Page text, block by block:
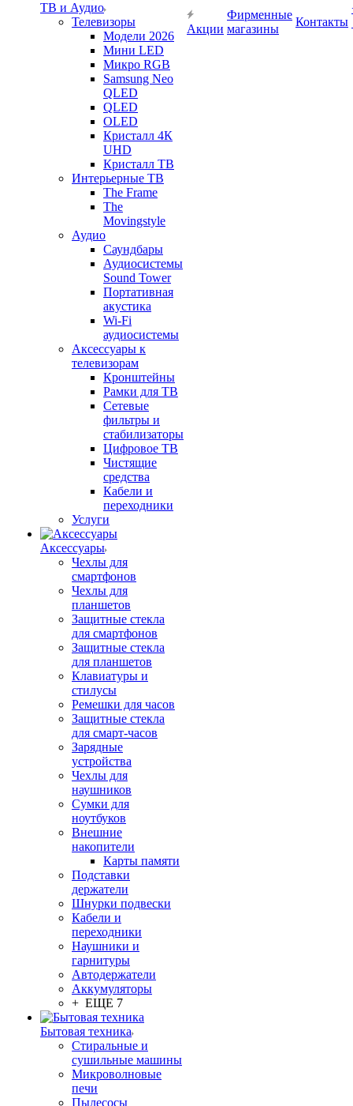
ТВ и Аудио
Телевизоры
Модели 2026
Мини LED
Микро RGB
Samsung Neo
QLED
QLED
OLED
Кристалл 4К
UHD
Кристалл ТВ
Интерьерные ТВ
The Frame
The
Movingstyle
Аудио
Саундбары
Аудиосистемы
Sound Tower
Портативная
акустика
Wi-Fi
аудиосистемы
Аксессуары к
телевизорам
Кронштейны
Рамки для ТВ
Сетевые
фильтры и
стабилизаторы
Цифровое ТВ
Чистящие
средства
Кабели и
переходники
Услуги
Аксессуары
Чехлы для
смартфонов
Чехлы для
планшетов
Защитные стекла
для смартфонов
Защитные стекла
для планшетов
Клавиатуры и
стилусы
Ремешки для часов
Защитные стекла
для смарт-часов
Зарядные
устройства
Чехлы для
наушников
Сумки для
ноутбуков
Внешние
накопители
Карты памяти
Подставки
держатели
Шнурки подвески
Кабели и
переходники
Наушники и
гарнитуры
Автодержатели
Аккумуляторы
+ ЕЩЕ 7
Бытовая техника
Стиральные и
сушильные машины
Микроволновые
печи
Пылесосы
Акции
Фирменные
магазины
Контакты